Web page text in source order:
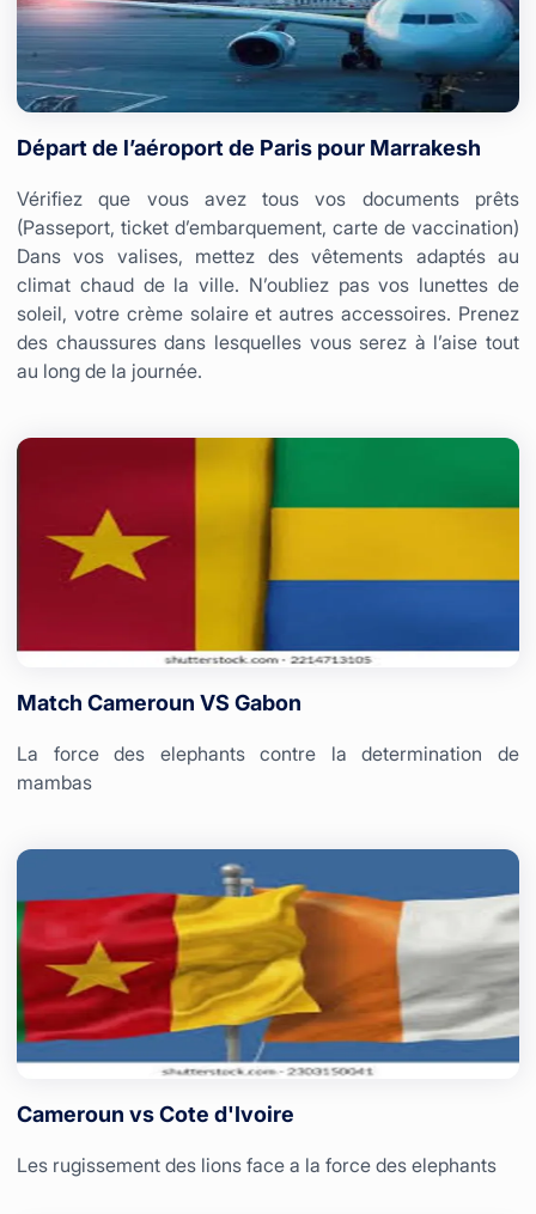
Départ de l’aéroport de Paris pour Marrakesh
Vérifiez que vous avez tous vos documents prêts
(Passeport, ticket d’embarquement, carte de vaccination)
Dans vos valises, mettez des vêtements adaptés au
climat chaud de la ville. N’oubliez pas vos lunettes de
soleil, votre crème solaire et autres accessoires. Prenez
des chaussures dans lesquelles vous serez à l’aise tout
au long de la journée.
Match Cameroun VS Gabon
La force des elephants contre la determination de
mambas
Cameroun vs Cote d'Ivoire
Les rugissement des lions face a la force des elephants